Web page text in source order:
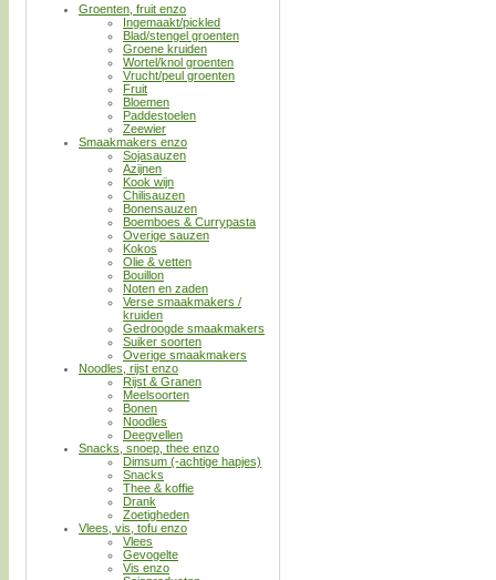
Groenten, fruit enzo
Ingemaakt/pickled
Blad/stengel groenten
Groene kruiden
Wortel/knol groenten
Vrucht/peul groenten
Fruit
Bloemen
Paddestoelen
Zeewier
Smaakmakers enzo
Sojasauzen
Azijnen
Kook wijn
Chilisauzen
Bonensauzen
Boemboes & Currypasta
Overige sauzen
Kokos
Olie & vetten
Bouillon
Noten en zaden
Verse smaakmakers /
kruiden
Gedroogde smaakmakers
Suiker soorten
Overige smaakmakers
Noodles, rijst enzo
Rijst & Granen
Meelsoorten
Bonen
Noodles
Deegvellen
Snacks, snoep, thee enzo
Dimsum (-achtige hapjes)
Snacks
Thee & koffie
Drank
Zoetigheden
Vlees, vis, tofu enzo
Vlees
Gevogelte
Vis enzo